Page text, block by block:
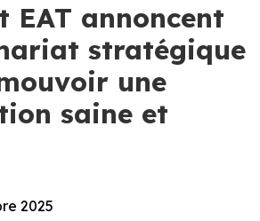
EAT annoncent
stratégique
une
saine et
2025